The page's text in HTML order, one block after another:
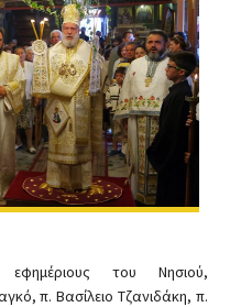
του Νησιού,
π. Βασίλειο Τζανιδάκη, π.